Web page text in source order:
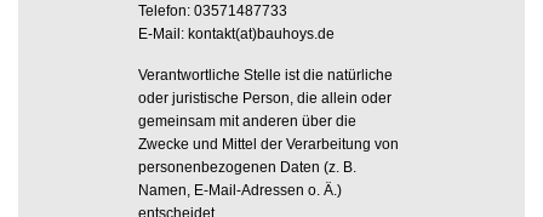
Telefon: 03571487733
E-Mail: kontakt(at)bauhoys.de
Verantwortliche Stelle ist die natürliche
oder juristische Person, die allein oder
gemeinsam mit anderen über die
Zwecke und Mittel der Verarbeitung von
personenbezogenen Daten (z. B.
Namen, E-Mail-Adressen o. Ä.)